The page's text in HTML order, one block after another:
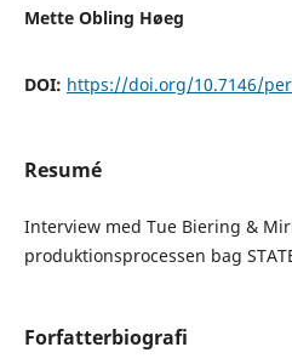
Mette Obling Høeg
DOI: https://doi.org/10.7146/
Resumé
Interview med Tue Biering &
produktionsprocessen bag
Forfatterbiografi